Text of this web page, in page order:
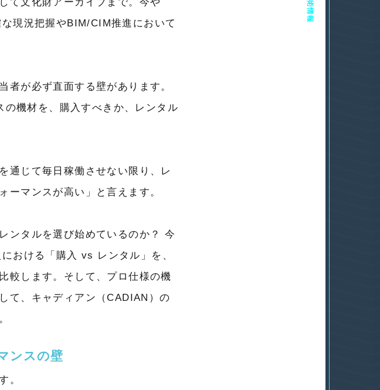
技術情報
現況把握やBIM/CIM推進において
者が必ず直面する壁があります。
の機材を、購入すべきか、レンタル
を通じて毎日稼働させない限り、レ
ーマンスが高い」
と言えます。
ンタルを選び始めているのか？ 今
おける「購入 vs レンタル」を、
較します。そして、プロ仕様の機
て、キャディアン（CADIAN）の
ンスの壁
。